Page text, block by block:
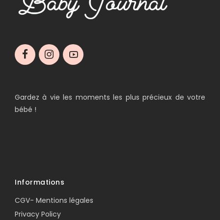
Gardez à vie les moments les plus précieux de votre
bébé !
Informations
CGV- Mentions légales
Privacy Policy